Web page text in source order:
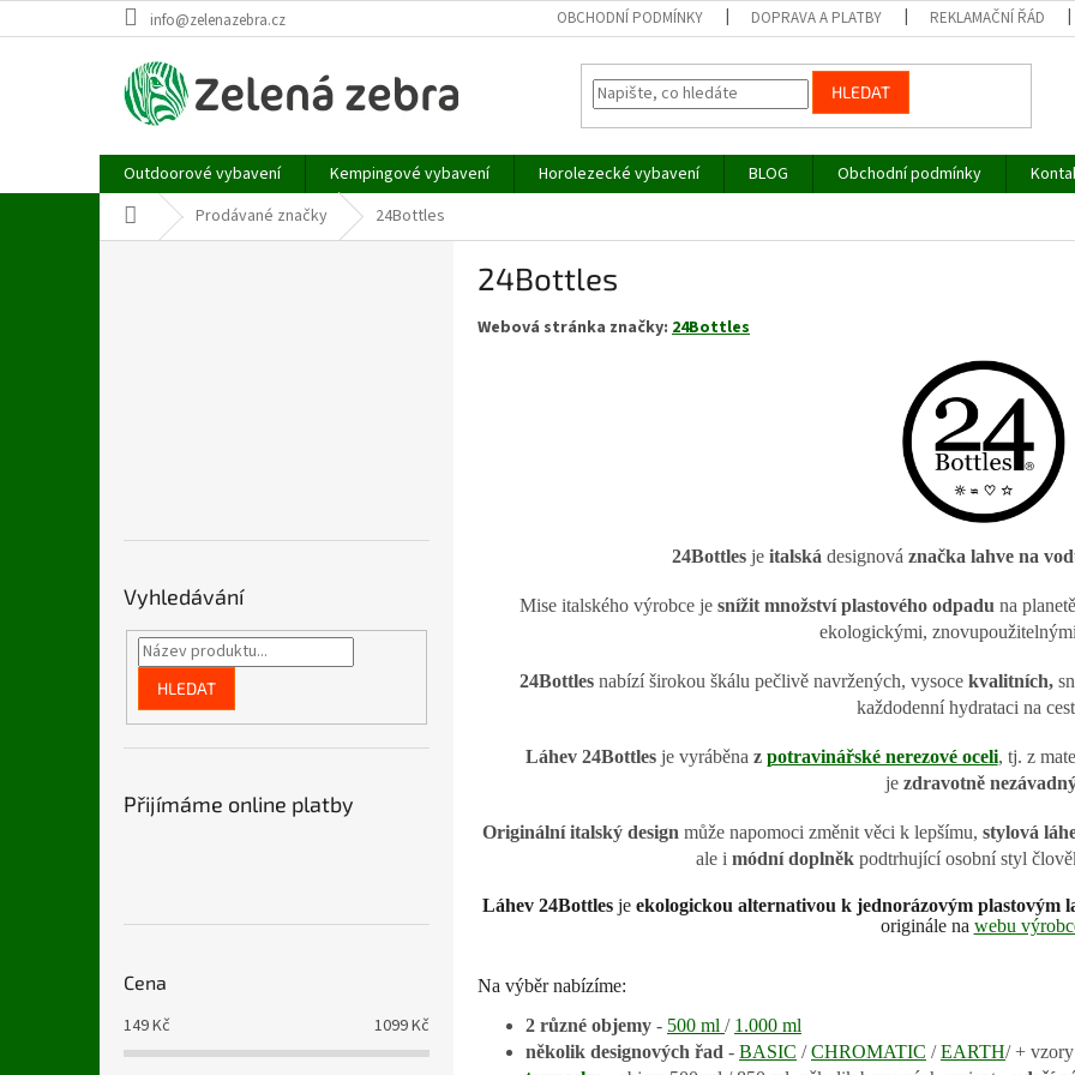
na
info@zelenazebra.cz OBCHODNÍ PODMÍNKY DOPRAVA A PLATBY REKLAMAČNÍ ŘÁD
HLEDAT
Outdoorové vybavení Kempingové vybavení Horolezecké vybavení BLOG Obchodní podmínky
Domů Prodávané značky 24Bottles
Vyhledávání
HLEDAT
Přijímáme online platby
Cena
149Kč 1099Kč
24Bottles
Webová stránka značky: 24Bottles
24Bottlesjeitalská designová značka lahve na
Mise italského výrobce je snížit množství plastového odpadu na
ekologickými,
24Bottlesnabízí širokou škálu pečlivě navržených, vysoce kvalitních,
každodenní hydrataci na
Láhev 24Bottlesje vyráběna z potravinářské nerezové oceli, tj. z
je zdravotně
Originální italský design může napomoci změnit věci k lepšímu, stylová
ale i módní doplněk podtrhující osobní styl
Láhev 24Bottlesje ekologickou alternativou k jednorázovým plastovým
originále na webu
Na výběr nabízíme:
2 různé objemy - 500 ml / 1.000 ml
několik designových řad - BASIC /CHROMATIC /EARTH/ + vzory